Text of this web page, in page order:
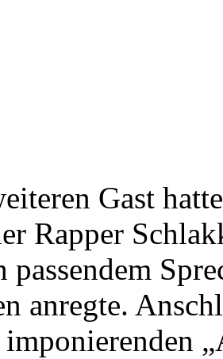
Gast
Rapper
passendem
anregte.